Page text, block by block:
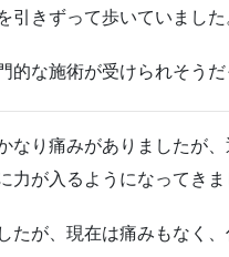
引きずって歩いていました
的な施術が受けられそう
なり痛みがありましたが
力が入るようになってきま
たが、現在は痛みもなく